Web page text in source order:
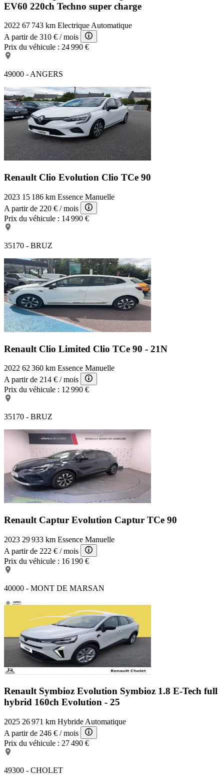
EV60 220ch Techno super charge
2022 67 743 km ElectriqueAutomatique
A partir de 310 € / mois
Prix du véhicule : 24 990 €
49000 - ANGERS
Renault Clio Evolution Clio TCe 90
2023 15 186 km Essence Manuelle
A partir de 220 € / mois
Prix du véhicule : 14 990 €
35170 - BRUZ
Renault Clio Limited Clio TCe 90 - 21N
2022 62 360 km Essence Manuelle
A partir de 214 € / mois
Prix du véhicule : 12 990 €
35170 - BRUZ
Renault Captur Evolution Captur TCe 90
2023 29 933 km Essence Manuelle
A partir de 222 € / mois
Prix du véhicule : 16 190 €
40000 - MONT DE MARSAN
Renault Symbioz Evolution Symbioz 1.8 E-Tech full
hybrid 160ch Evolution - 25
2025 26 971 km Hybride Automatique
A partir de 246 € / mois
Prix du véhicule : 27 490 €
49300 - CHOLET